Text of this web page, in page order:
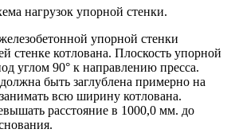
нагрузок упорной стенки.
упорной стенки
стенке котлована. Плоскость упорной
углом 90° к направлению пресса.
быть заглублена примерно на
всю ширину котлована.
расстояние в 1000,0 мм. до